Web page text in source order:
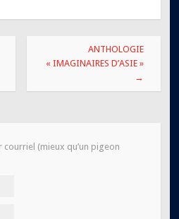
ANTHOLOGIE
« IMAGINAIRES D’ASIE »
→
courriel (mieux qu’un pigeon